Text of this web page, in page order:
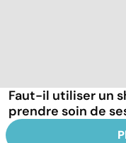
Faut-il utiliser un
prendre soin de